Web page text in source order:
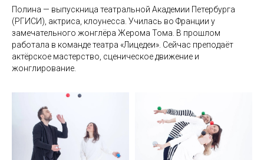
Полина — выпускница театральной Академии Петербурга
(РГИСИ), актриса, клоунесса. Училась во Франции у
замечательного жонглёра Жерома Тома. В прошлом
работала в команде театра «Лицедеи». Сейчас преподаёт
актёрское мастерство, сценическое движение и
жонглирование.
+7 (950) 004-26-28
ул. Маяковского, д. 42, литера
А, пом. 9-Н.
centr.yomyom@gmail.com
VK Мессенджер